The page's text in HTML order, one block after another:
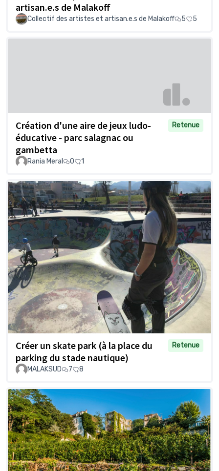
artisan.e.s de Malakoff
Collectif des artistes et artisan.e.s de Malakoff 5 5
Création d'une aire de jeux ludo-
éducative - parc salagnac ou
gambetta
Retenue
Rania Meral 0 1
Créer un skate park (à la place du
parking du stade nautique)
Retenue
MALAKSUD 7 8